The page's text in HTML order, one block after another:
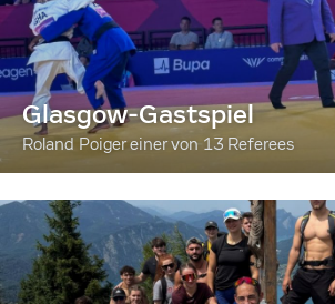
Glasgow-Gastspiel
Roland Poiger einer von 13 Referees